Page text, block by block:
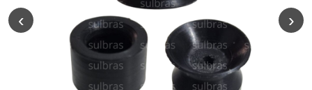
‹ ›
Serviço de
Usinagem
Ventosas